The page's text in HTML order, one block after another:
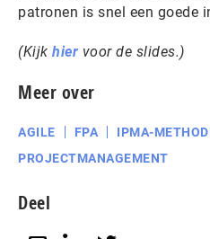
patronen is snel een goede
(Kijk hier voor de slides.)
Meer over
AGILE FPA
IPMA-
PROJECTMANAGEMENT
Deel